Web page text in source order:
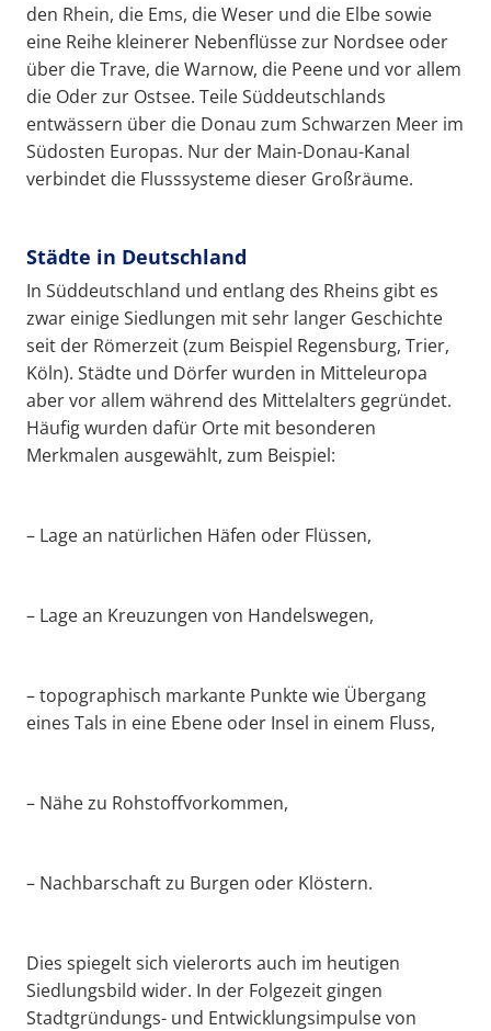
den Rhein, die Ems, die Weser und die Elbe sowie
eine Reihe kleinerer Nebenflüsse zur Nordsee oder
über die Trave, die Warnow, die Peene und vor allem
die Oder zur Ostsee. Teile Süddeutschlands
entwässern über die Donau zum Schwarzen Meer im
Südosten Europas. Nur der Main-Donau-Kanal
verbindet die Flusssysteme dieser Großräume.
Städte in Deutschland
In Süddeutschland und entlang des Rheins gibt es
zwar einige Siedlungen mit sehr langer Geschichte
seit der Römerzeit (zum Beispiel Regensburg, Trier,
Köln). Städte und Dörfer wurden in Mitteleuropa
aber vor allem während des Mittelalters gegründet.
Häufig wurden dafür Orte mit besonderen
Merkmalen ausgewählt, zum Beispiel:
– Lage an natürlichen Häfen oder Flüssen,
– Lage an Kreuzungen von Handelswegen,
– topographisch markante Punkte wie Übergang
eines Tals in eine Ebene oder Insel in einem Fluss,
– Nähe zu Rohstoffvorkommen,
– Nachbarschaft zu Burgen oder Klöstern.
Dies spiegelt sich vielerorts auch im heutigen
Siedlungsbild wider. In der Folgezeit gingen
Stadtgründungs- und Entwicklungsimpulse von